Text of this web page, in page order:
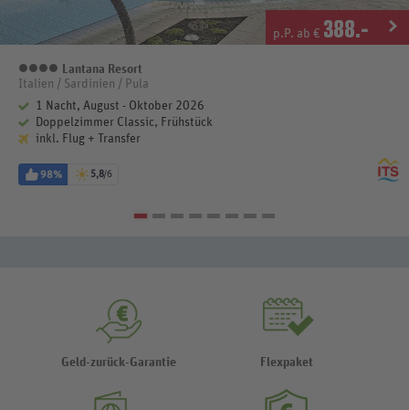
p.P. ab € 388.-
4 Sterne
Lantana Resort
Italien / Sardinien / Pula
1 Nacht, August - Oktober 2026
Doppelzimmer Classic, Frühstück
inkl. Flug + Transfer
98% 5,8/6
Geld-zurück-Garantie Flexpaket